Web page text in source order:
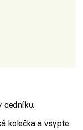
cedníku.
kolečka a vsypte